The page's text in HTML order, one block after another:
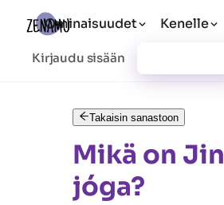
Ominaisuudet Kenelle
Kirjaudu sisään
Takaisin sanastoon
Mikä on Jin
jóga?